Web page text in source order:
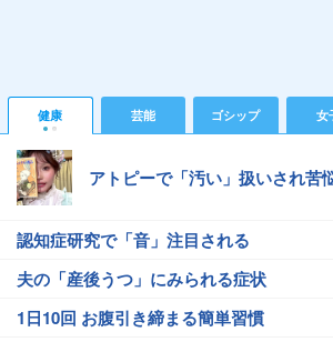
健康 芸能 ゴシップ 女
アトピーで「汚い」扱いされ苦
認知症研究で「音」注目される
夫の「産後うつ」にみられる症状
1日10回 お腹引き締まる簡単習慣